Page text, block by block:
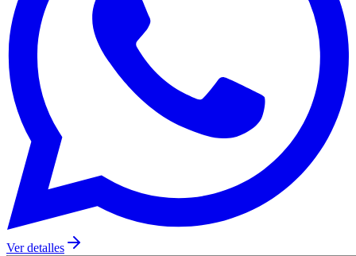
Ver detalles